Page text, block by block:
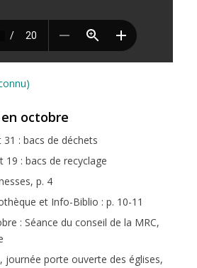
octobre
: bacs de déchets
19 : bacs de recyclage
p. 4
et Info-Biblio : p. 10-11
: Séance du conseil de la MRC,
journée porte ouverte des églises,